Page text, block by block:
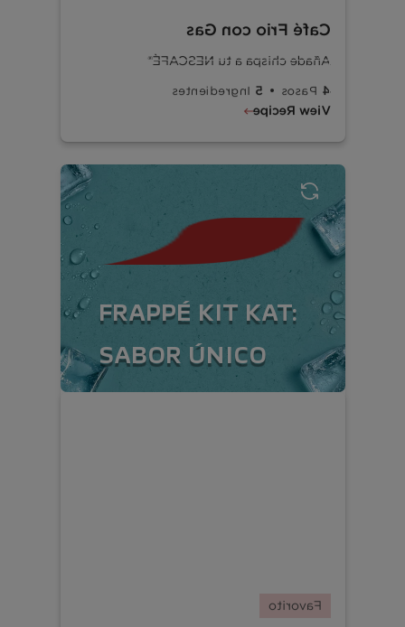
Café Frio con Gas
Añade chispa a tu NESCAFÉ®
4
Pasos
5
Ingredientes
View Recipe
FRAPPÉ KIT KAT:
SABOR ÚNICO
Favorito